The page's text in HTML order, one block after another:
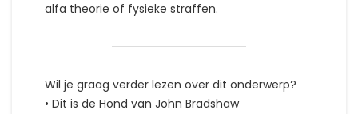
alfa theorie of fysieke straffen.
Wil je graag verder lezen over dit onderwerp?
• Dit is de Hond van John Bradshaw